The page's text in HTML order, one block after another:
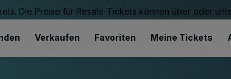
Die Preise für Resale-Tickets können über oder
Verkaufen Favoriten Meine Tickets